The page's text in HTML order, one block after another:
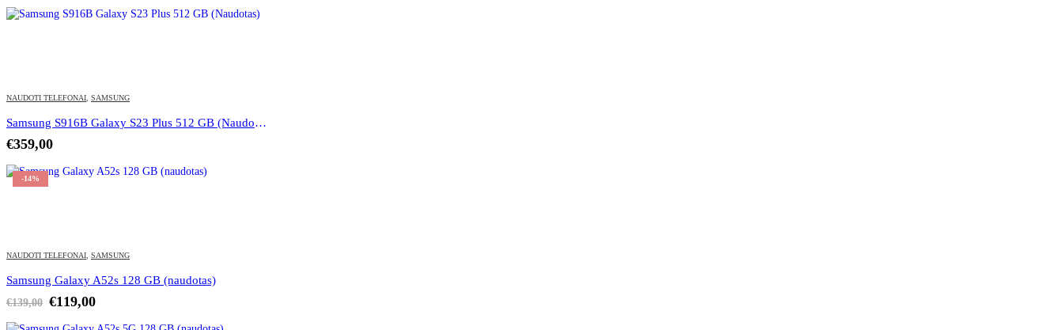
NAUDOTI TELEFONAI SAMSUNG
Samsung S916B Galaxy S23 Plus 512 GB (Naudotas)
€359,00
-14%
NAUDOTI TELEFONAI SAMSUNG
Samsung Galaxy A52s 128 GB (naudotas)
€139,00 Original
€119,00Current